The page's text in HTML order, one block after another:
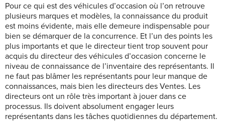
Pour ce qui est des véhicules d’occasion où l’on retrouve
plusieurs marques et modèles, la connaissance du produit
est moins évidente, mais elle demeure indispensable pour
bien se démarquer de la concurrence. Et l’un des points les
plus importants et que le directeur tient trop souvent pour
acquis du directeur des véhicules d’occasion concerne le
niveau de connaissance de l’inventaire des représentants. Il
ne faut pas blâmer les représentants pour leur manque de
connaissances, mais bien les directeurs des Ventes. Les
directeurs ont un rôle très important à jouer dans ce
processus. Ils doivent absolument engager leurs
représentants dans les tâches quotidiennes du département.